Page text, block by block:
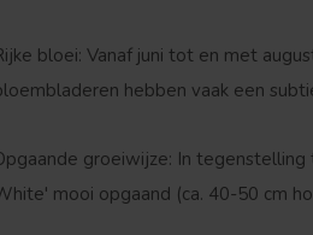
bloei: Vanaf juni tot en met
hebben vaak een
groeiwijze: In
mooi opgaand (ca. 40-50 cm